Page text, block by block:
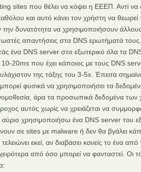
sites που θέλει να κόψει η ΕΕΕΠ. Αντί
και αυτό κάνει τον χρήστη να
την δυνατότητα να χρησιμοποιήσουν
απαντήσεις στα DNS ερωτήματά
ένα DNS server στο εξωτερικό όλα τα
20ms που έχει κάποιος με τους DNS
της τάξης του 3-5x. Έπειτα
φυσικά να χρησιμοποιήσει τα
άρα τα προσωπικά δεδομένα
αυτός χωρίς να χρειάζεται να
χρησιμοποιήσω ένα DNS server του
σε sites με malware ή δεν θα βγάλει
εκεί, αν διαβάσει κανείς το ένα
από όσο μπορεί να φανταστεί. Οι